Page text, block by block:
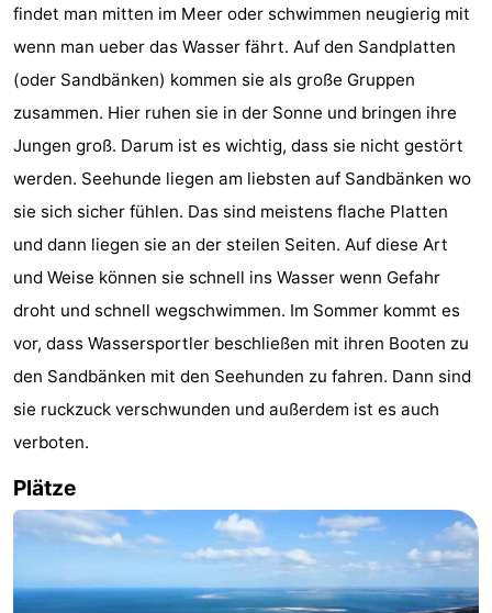
trinken
Praktisch
Forum
Route
-
Parken
Reisebuchshop
Medizin
Adressen
Region
Südholland
-
Leiden
Bollenstreek
-
Natur
-
findet man mitten im Meer oder schwimmen neugierig mit
wenn man ueber das Wasser fährt. Auf den Sandplatten
(oder Sandbänken) kommen sie als große Gruppen
zusammen. Hier ruhen sie in der Sonne und bringen ihre
Jungen groß. Darum ist es wichtig, dass sie nicht gestört
werden. Seehunde liegen am liebsten auf Sandbänken wo
sie sich sicher fühlen. Das sind meistens flache Platten
und dann liegen sie an der steilen Seiten. Auf diese Art
und Weise können sie schnell ins Wasser wenn Gefahr
droht und schnell wegschwimmen. Im Sommer kommt es
vor, dass Wassersportler beschließen mit ihren Booten zu
den Sandbänken mit den Seehunden zu fahren. Dann sind
sie ruckzuck verschwunden und außerdem ist es auch
verboten.
Plätze